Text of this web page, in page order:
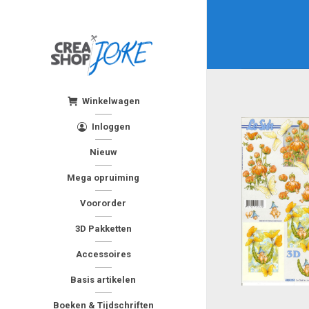
Winkelwagen
Inloggen
Nieuw
Mega opruiming
Voororder
3D Pakketten
Accessoires
Basis artikelen
Boeken & Tijdschriften